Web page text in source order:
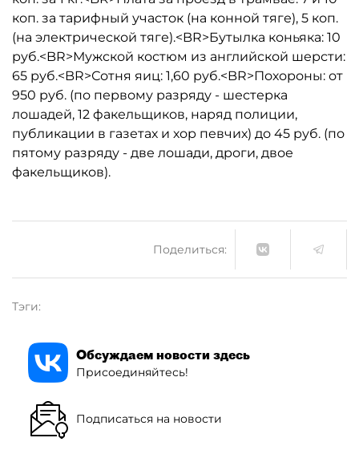
коп. за тарифный участок (на конной тяге), 5 коп.
(на электрической тяге).<BR>Бутылка коньяка: 10
руб.<BR>Мужской костюм из английской шерсти:
65 руб.<BR>Сотня яиц: 1,60 руб.<BR>Похороны: от
950 руб. (по первому разряду - шестерка
лошадей, 12 факельщиков, наряд полиции,
публикации в газетах и хор певчих) до 45 руб. (по
пятому разряду - две лошади, дроги, двое
факельщиков).
Поделиться:
Тэги:
Обсуждаем новости здесь
Присоединяйтесь!
Подписаться на новости